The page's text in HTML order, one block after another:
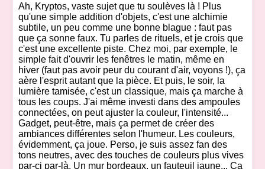
Ah, Kryptos, vaste sujet que tu soulèves là ! Plus
qu'une simple addition d'objets, c'est une alchimie
subtile, un peu comme une bonne blague : faut pas
que ça sonne faux. Tu parles de rituels, et je crois que
c'est une excellente piste. Chez moi, par exemple, le
simple fait d'ouvrir les fenêtres le matin, même en
hiver (faut pas avoir peur du courant d'air, voyons !), ça
aère l'esprit autant que la pièce. Et puis, le soir, la
lumière tamisée, c'est un classique, mais ça marche à
tous les coups. J'ai même investi dans des ampoules
connectées, on peut ajuster la couleur, l'intensité...
Gadget, peut-être, mais ça permet de créer des
ambiances différentes selon l'humeur. Les couleurs,
évidemment, ça joue. Perso, je suis assez fan des
tons neutres, avec des touches de couleurs plus vives
par-ci par-là. Un mur bordeaux, un fauteuil jaune... Ça